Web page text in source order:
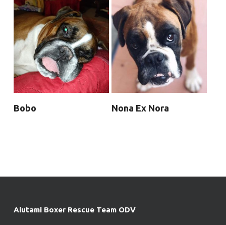
Bobo Nona Ex Nora
Aiutami Boxer Rescue Team ODV